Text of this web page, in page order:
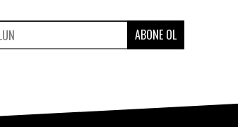
ABONE OL